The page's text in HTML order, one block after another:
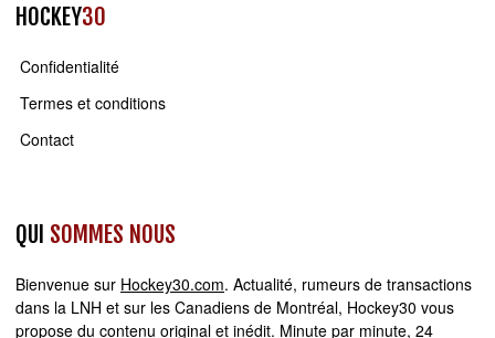
HOCKEY30
Confidentialité
Termes et conditions
Contact
QUI SOMMES NOUS
Bienvenue sur Hockey30.com. Actualité, rumeurs de transactions
dans la LNH et sur les Canadiens de Montréal, Hockey30 vous
propose du contenu original et inédit. Minute par minute, 24